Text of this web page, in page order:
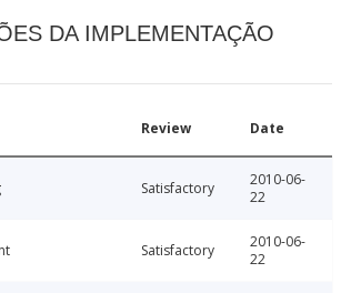
DA IMPLEMENTAÇÃO
Review Date
Satisfactory
2010-06-
22
Satisfactory
2010-06-
22